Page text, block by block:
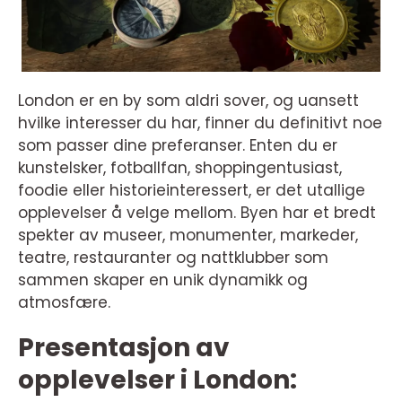
London er en by som aldri sover, og uansett
hvilke interesser du har, finner du definitivt noe
som passer dine preferanser. Enten du er
kunstelsker, fotballfan, shoppingentusiast,
foodie eller historieinteressert, er det utallige
opplevelser å velge mellom. Byen har et bredt
spekter av museer, monumenter, markeder,
teatre, restauranter og nattklubber som
sammen skaper en unik dynamikk og
atmosfære.
Presentasjon av
opplevelser i London: